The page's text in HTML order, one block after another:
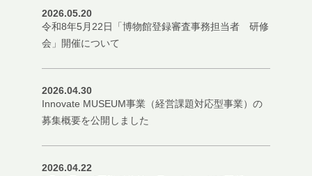
2026.05.20
令和8年5月22日「博物館登録審査事務担当者 研修
会」開催について
2026.04.30
Innovate MUSEUM事業（経営課題対応型事業）の
募集概要を公開しました
2026.04.22